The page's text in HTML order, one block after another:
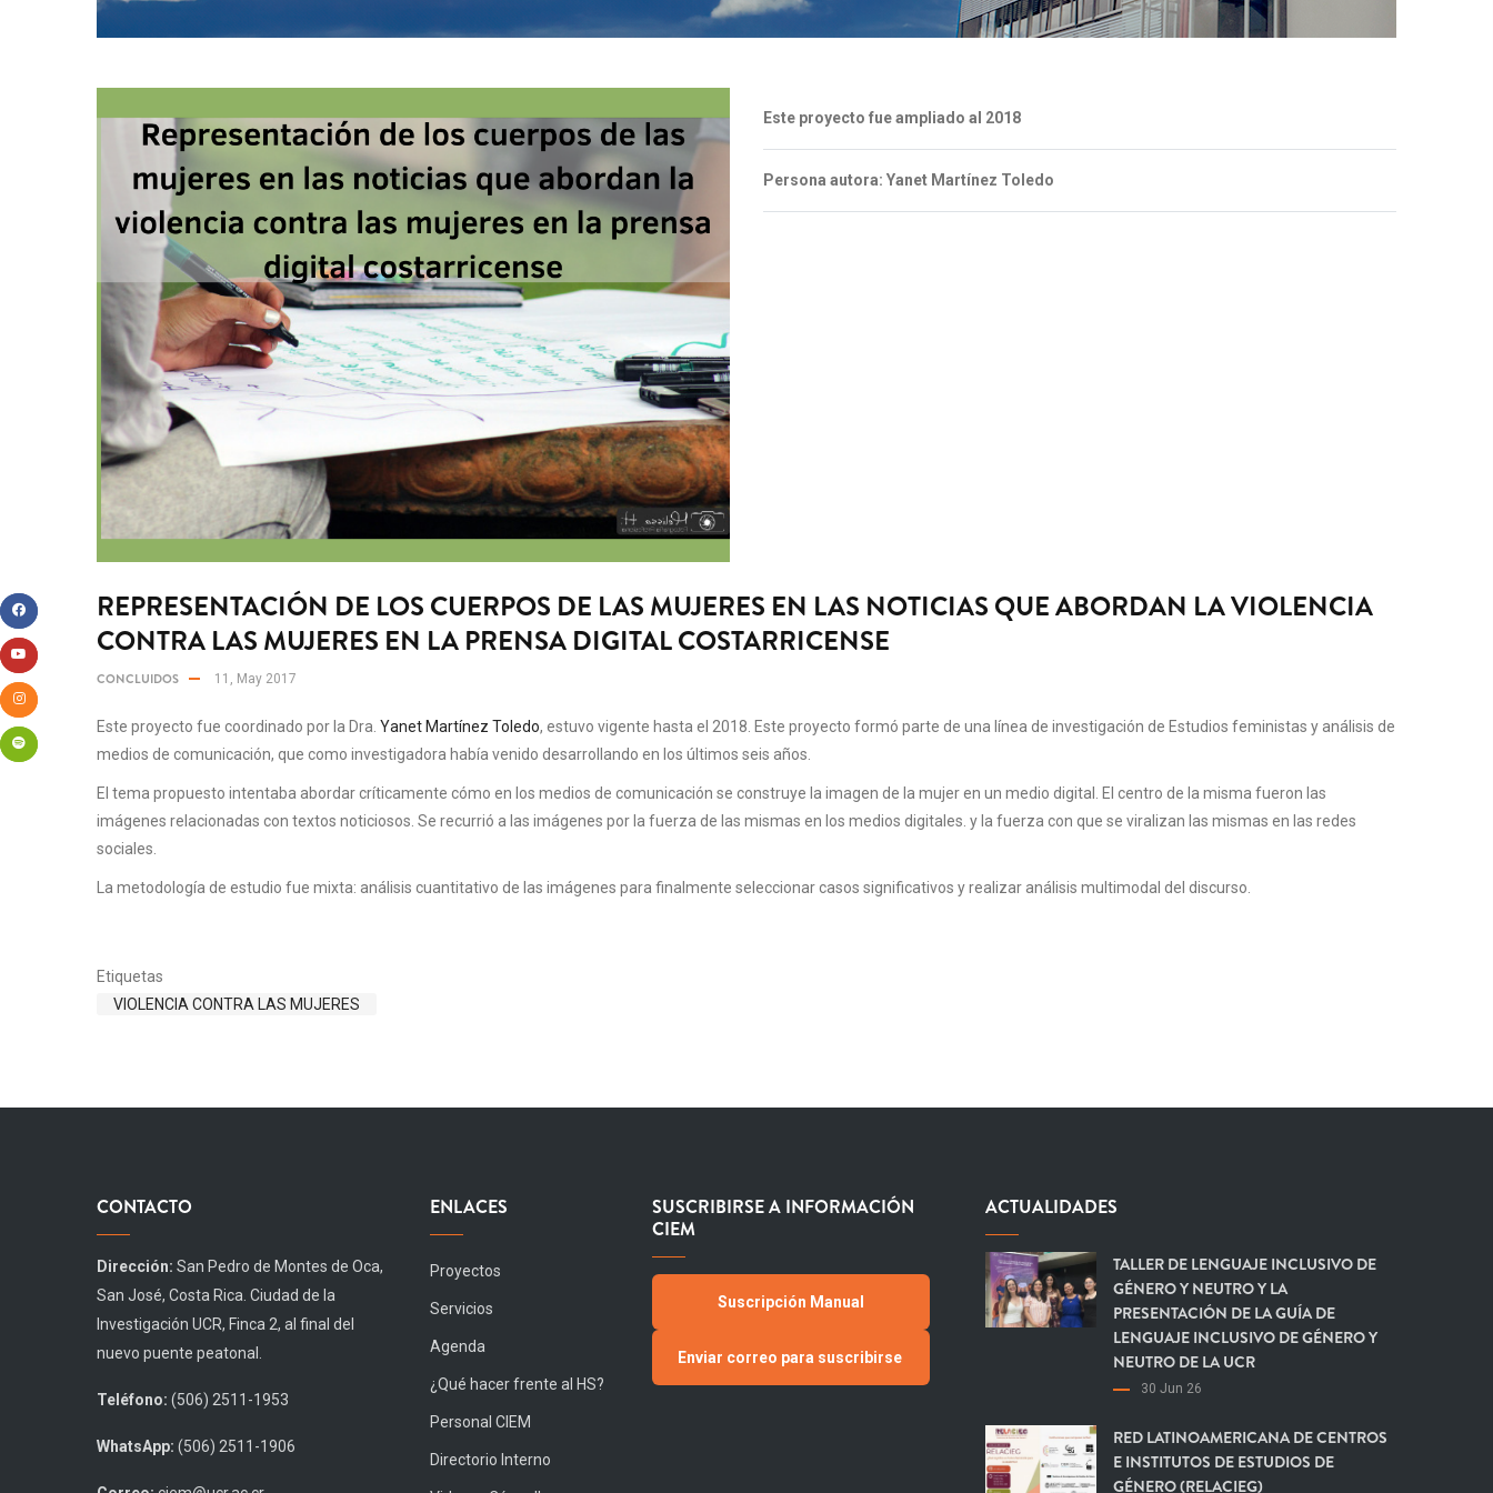
Este proyecto fue ampliado al 2018
Persona autora: Yanet Martínez Toledo
REPRESENTACIÓN DE LOS CUERPOS DE LAS MUJERES EN LAS NOTICIAS QUE ABORDAN LA VIOLENCIA
CONTRA LAS MUJERES EN LA PRENSA DIGITAL COSTARRICENSE
CONCLUIDOS 11, May 2017
Este proyecto fue coordinado por la Dra. Yanet Martínez Toledo, estuvo vigente hasta el 2018. Este proyecto formó parte de una línea de investigación de Estudios feministas y análisis de
medios de comunicación, que como investigadora había venido desarrollando en los últimos seis años.
El tema propuesto intentaba abordar críticamente cómo en los medios de comunicación se construye la imagen de la mujer en un medio digital. El centro de la misma fueron las
imágenes relacionadas con textos noticiosos. Se recurrió a las imágenes por la fuerza de las mismas en los medios digitales. y la fuerza con que se viralizan las mismas en las redes
sociales.
La metodología de estudio fue mixta: análisis cuantitativo de las imágenes para finalmente seleccionar casos significativos y realizar análisis multimodal del discurso.
Etiquetas
VIOLENCIA CONTRA LAS MUJERES
CONTACTO
Dirección: San Pedro de Montes de Oca,
San José, Costa Rica. Ciudad de la
Investigación UCR, Finca 2, al final del
nuevo puente peatonal.
Teléfono: (506) 2511-1953
WhatsApp: (506) 2511-1906
ENLACES
Proyectos
Servicios
Agenda
¿Qué hacer frente al HS?
Personal CIEM
Directorio Interno
SUSCRIBIRSE A INFORMACIÓN
CIEM
Suscripción Manual
Enviar correo para suscribirse
ACTUALIDADES
TALLER DE LENGUAJE INCLUSIVO DE
GÉNERO Y NEUTRO Y LA
PRESENTACIÓN DE LA GUÍA DE
LENGUAJE INCLUSIVO DE GÉNERO Y
NEUTRO DE LA UCR
30 Jun 26
RED LATINOAMERICANA DE CENTROS
E INSTITUTOS DE ESTUDIOS DE
GÉNERO (RELACIEG)